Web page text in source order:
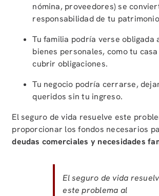
nómina, proveedores) se
responsabilidad de tu
Tu familia podría verse obligada
bienes personales, como tu
cubrir obligaciones.
Tu negocio podría cerrarse,
queridos sin tu ingreso.
El seguro de vida resuelve este
proporcionar los fondos necesarios
deudas comerciales y necesidades
El seguro de vida
este problema al